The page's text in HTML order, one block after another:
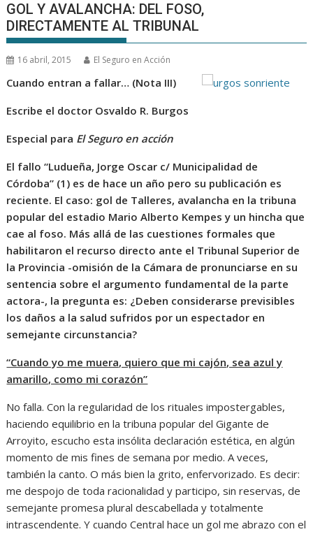
GOL Y AVALANCHA: DEL FOSO,
DIRECTAMENTE AL TRIBUNAL
16 abril, 2015 El Seguro en Acción
Cuando entran a fallar… (Nota III)
Escribe el doctor Osvaldo R. Burgos
Especial para El Seguro en acción
El fallo “Ludueña, Jorge Oscar c/ Municipalidad de
Córdoba” (1) es de hace un año pero su publicación es
reciente. El caso: gol de Talleres, avalancha en la tribuna
popular del estadio Mario Alberto Kempes y un hincha que
cae al foso. Más allá de las cuestiones formales que
habilitaron el recurso directo ante el Tribunal Superior de
la Provincia -omisión de la Cámara de pronunciarse en su
sentencia sobre el argumento fundamental de la parte
actora-, la pregunta es: ¿Deben considerarse previsibles
los daños a la salud sufridos por un espectador en
semejante circunstancia?
“Cuando yo me muera, quiero que mi cajón, sea azul y
amarillo, como mi corazón”
No falla. Con la regularidad de los rituales impostergables,
haciendo equilibrio en la tribuna popular del Gigante de
Arroyito, escucho esta insólita declaración estética, en algún
momento de mis fines de semana por medio. A veces,
también la canto. O más bien la grito, enfervorizado. Es decir:
me despojo de toda racionalidad y participo, sin reservas, de
semejante promesa plural descabellada y totalmente
intrascendente. Y cuando Central hace un gol me abrazo con el